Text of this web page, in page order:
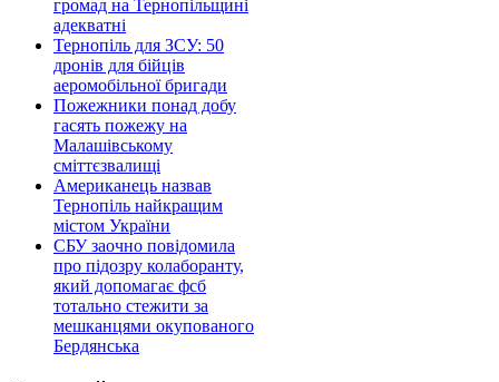
громад на Тернопільщині
адекватні
Тернопіль для ЗСУ: 50
дронів для бійців
аеромобільної бригади
Пожежники понад добу
гасять пожежу на
Малашівському
сміттєзвалищі
Американець назвав
Тернопіль найкращим
містом України
СБУ заочно повідомила
про підозру колаборанту,
який допомагає фсб
тотально стежити за
мешканцями окупованого
Бердянська